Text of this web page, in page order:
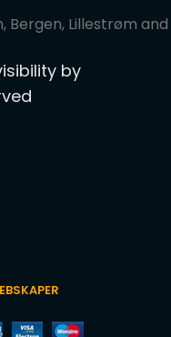
Bergen, Lillestrøm and
by